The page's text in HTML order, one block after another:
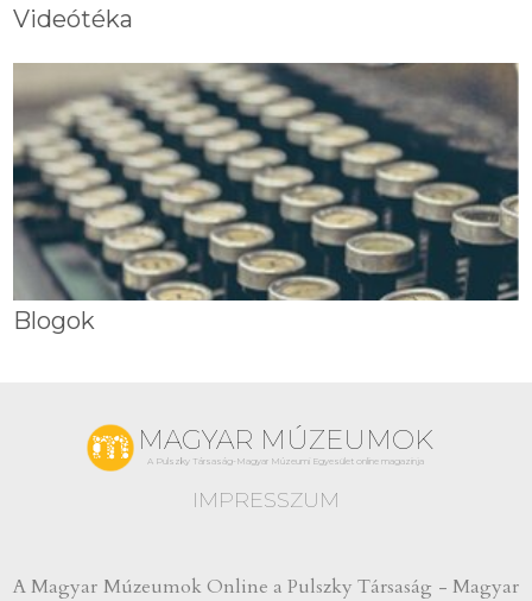
Videótéka
Blogok
MAGYAR MÚZEUMOK
A Pulszky Társaság-Magyar Múzeumi Egyesület online magazinja
IMPRESSZUM
A Magyar Múzeumok Online a Pulszky Társaság - Magyar